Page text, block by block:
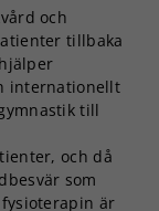
och
tillbaka
internationellt
till
och då
som
är